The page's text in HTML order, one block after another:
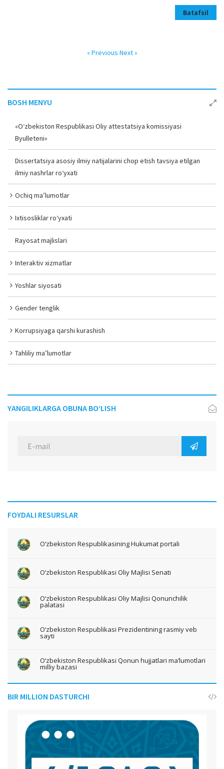
Batafsil
« Previous Next »
BOSH MENYU
«O‘zbekiston Respublikasi Oliy attestatsiya komissiyasi
Byulleteni»
Dissertatsiya asosiy ilmiy natijalarini chop etish tavsiya etilgan
ilmiy nashrlar ro‘yxati
Ochiq ma’lumotlar
Ixtisosliklar ro‘yxati
Rayosat majlislari
Interaktiv xizmatlar
Yoshlar siyosati
Gender tenglik
Korrupsiyaga qarshi kurashish
Tahliliy ma’lumotlar
YANGILIKLARGA OBUNA BO‘LISH
FOYDALI RESURSLAR
O‘zbekiston Respublikasining Hukumat portali
O‘zbekiston Respublikasi Oliy Majlisi Senati
O‘zbekiston Respublikasi Oliy Majlisi Qonunchilik
palatasi
O‘zbekiston Respublikasi Prezidentining rasmiy veb
sayti
O‘zbekiston Respublikasi Qonun hujjatlari ma’lumotlari
milliy bazasi
BIR MILLION DASTURCHI